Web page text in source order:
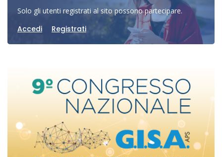
Solo gli utenti registrati al sito possono partecipare.
Accedi Registrati